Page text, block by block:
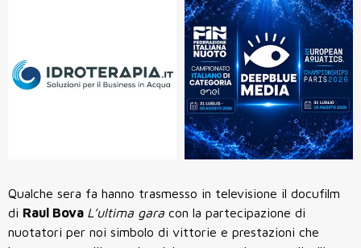
Qualche sera fa hanno trasmesso in televisione il docufilm
di Raul Bova L’ultima gara con la partecipazione di
nuotatori per noi simbolo di vittorie e prestazioni che